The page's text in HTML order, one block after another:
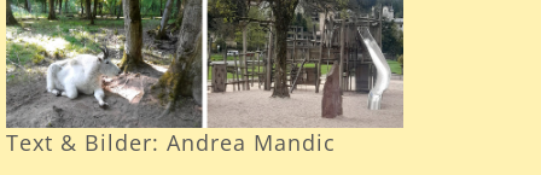
Text & Bilder: Andrea Mandic